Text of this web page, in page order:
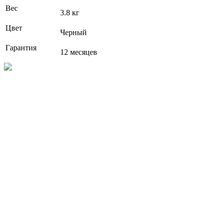
Вес
3.8 кг
Цвет
Черный
Гарантия
12 месяцев